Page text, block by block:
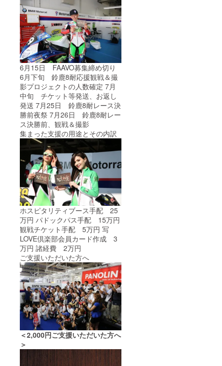
6月15日 FAAVO募集締め切り
6月下旬 鈴鹿8耐応援観戦＆撮
影プロジェクトの人数確定 7月
中旬 チケット等発送、お返し
発送 7月25日 鈴鹿8耐レース決
勝前夜祭 7月26日 鈴鹿8耐レー
ス決勝前、観戦＆撮影
集まった支援の用途とその内訳
ホスピタリティブース手配 25
万円 パドックパス手配 15万円
観戦チケット手配 5万円 写
LOVE倶楽部会員カード作成 3
万円 諸経費 2万円
ご支援いただいた方へ
＜2,000円ご支援いただいた方へ
＞